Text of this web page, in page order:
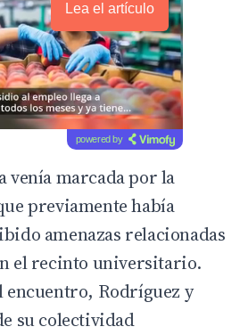
Lea el artículo
powered by
venía marcada por la
previamente había
amenazas relacionadas
el recinto universitario.
Rodríguez y
su colectividad